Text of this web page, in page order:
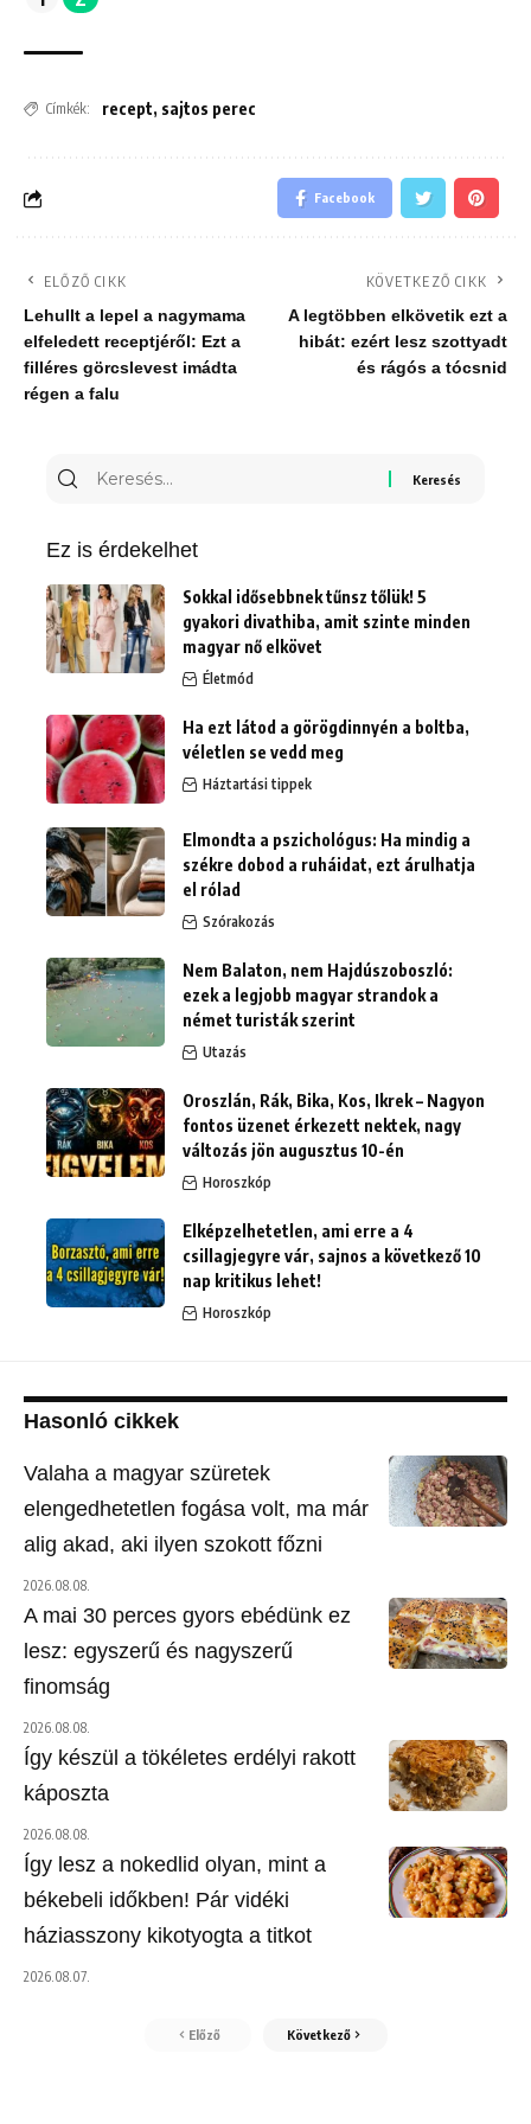
Címkék: recept, sajtos perec
Facebook
ELŐZŐ CIKK
Lehullt a lepel a nagymama
elfeledett receptjéről: Ezt a
filléres görcslevest imádta
régen a falu
KÖVETKEZŐ CIKK
A legtöbben elkövetik ezt a
hibát: ezért lesz szottyadt
és rágós a tócsnid
Keresés
Ez is érdekelhet
Sokkal idősebbnek tűnsz tőlük! 5
gyakori divathiba, amit szinte minden
magyar nő elkövet
Életmód
Ha ezt látod a görögdinnyén a boltba,
véletlen se vedd meg
Háztartási tippek
Elmondta a pszichológus: Ha mindig a
székre dobod a ruháidat, ezt árulhatja
el rólad
Szórakozás
Nem Balaton, nem Hajdúszoboszló:
ezek a legjobb magyar strandok a
német turisták szerint
Utazás
Oroszlán, Rák, Bika, Kos, Ikrek – Nagyon
fontos üzenet érkezett nektek, nagy
változás jön augusztus 10-én
Horoszkóp
Elképzelhetetlen, ami erre a 4
csillagjegyre vár, sajnos a következő 10
nap kritikus lehet!
Horoszkóp
Hasonló cikkek
Valaha a magyar szüretek
elengedhetetlen fogása volt, ma már
alig akad, aki ilyen szokott főzni
2026.08.08.
A mai 30 perces gyors ebédünk ez
lesz: egyszerű és nagyszerű
finomság
2026.08.08.
Így készül a tökéletes erdélyi rakott
káposzta
2026.08.08.
Így lesz a nokedlid olyan, mint a
békebeli időkben! Pár vidéki
háziasszony kikotyogta a titkot
2026.08.07.
Előző Következő